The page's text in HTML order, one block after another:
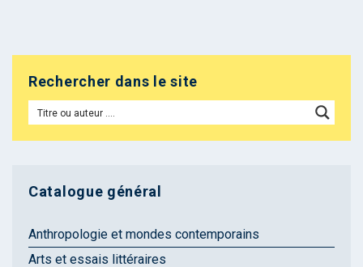
Rechercher dans le site
Catalogue général
Anthropologie et mondes contemporains
Arts et essais littéraires